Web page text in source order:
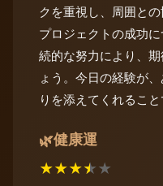
クを重視し、周囲と
プロジェクトの成功
続的な努力により、
ょう。今日の経験が
りを添えてくれること
🌿健康運
★★★★★